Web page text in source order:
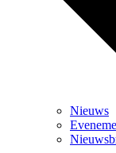
Nieuws